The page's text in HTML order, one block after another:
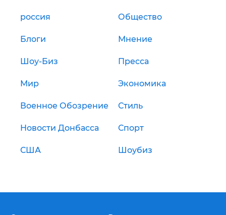
россия Общество
Блоги Мнение
Шоу-Биз Пресса
Мир Экономика
Военное Обозрение Стиль
Новости Донбасса Спорт
США Шоубиз